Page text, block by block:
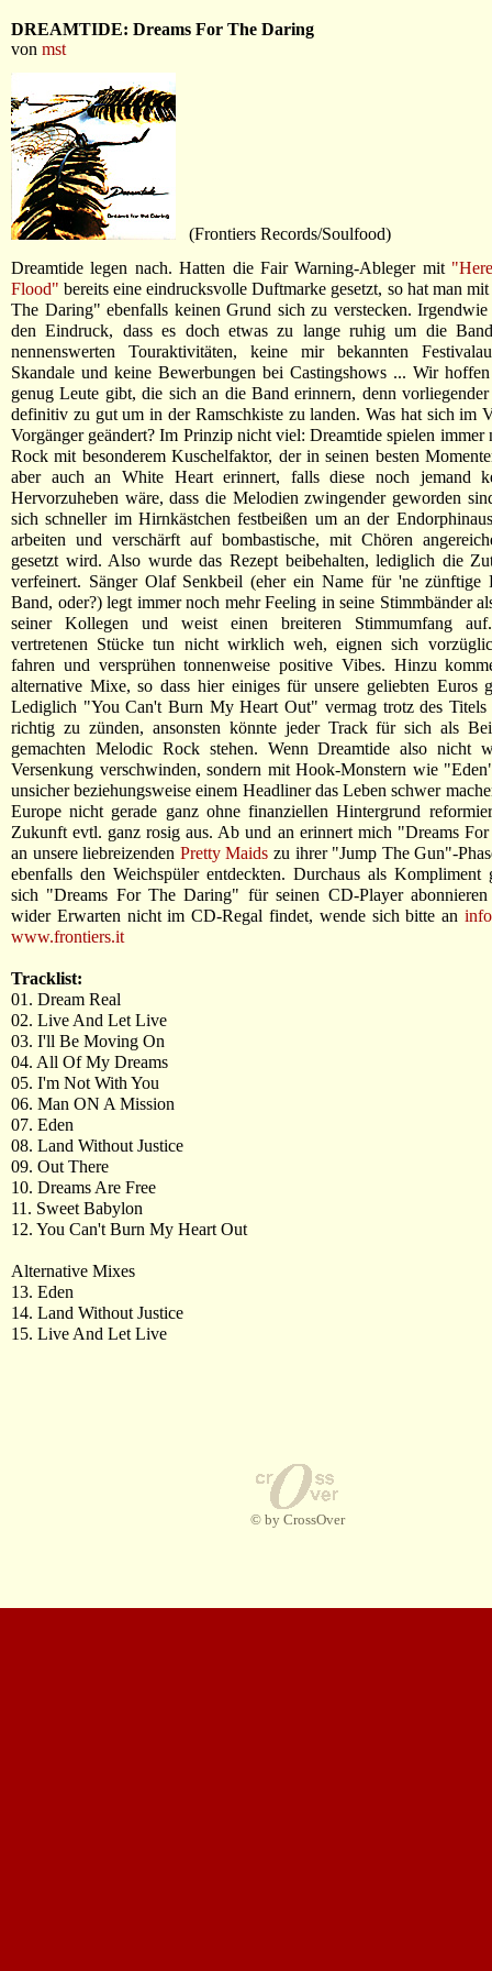
DREAMTIDE: Dreams For The Daring
von mst
(Frontiers Records/Soulfood)
Dreamtide legen nach. Hatten die Fair Warning-Ableger mit
Flood" bereits eine eindrucksvolle Duftmarke gesetzt, so hat man
The Daring" ebenfalls keinen Grund sich zu verstecken.
den Eindruck, dass es doch etwas zu lange ruhig um die
nennenswerten Touraktivitäten, keine mir bekannten
Skandale und keine Bewerbungen bei Castingshows ... Wir
genug Leute gibt, die sich an die Band erinnern, denn
definitiv zu gut um in der Ramschkiste zu landen. Was hat sich im
Vorgänger geändert? Im Prinzip nicht viel: Dreamtide spielen immer
Rock mit besonderem Kuschelfaktor, der in seinen besten
aber auch an White Heart erinnert, falls diese noch jemand
Hervorzuheben wäre, dass die Melodien zwingender geworden
sich schneller im Hirnkästchen festbeißen um an der
arbeiten und verschärft auf bombastische, mit Chören
gesetzt wird. Also wurde das Rezept beibehalten, lediglich die
verfeinert. Sänger Olaf Senkbeil (eher ein Name für 'ne zünftige
Band, oder?) legt immer noch mehr Feeling in seine Stimmbänder
seiner Kollegen und weist einen breiteren Stimmumfang
vertretenen Stücke tun nicht wirklich weh, eignen sich
fahren und versprühen tonnenweise positive Vibes. Hinzu
alternative Mixe, so dass hier einiges für unsere geliebten Euros
Lediglich "You Can't Burn My Heart Out" vermag trotz des
richtig zu zünden, ansonsten könnte jeder Track für sich als
gemachten Melodic Rock stehen. Wenn Dreamtide also nicht
Versenkung verschwinden, sondern mit Hook-Monstern wie
unsicher beziehungsweise einem Headliner das Leben schwer
Europe nicht gerade ganz ohne finanziellen Hintergrund
Zukunft evtl. ganz rosig aus. Ab und an erinnert mich "Dreams
an unsere liebreizenden Pretty Maids zu ihrer "Jump The Gun"-
ebenfalls den Weichspüler entdeckten. Durchaus als Kompliment
sich "Dreams For The Daring" für seinen CD-Player
wider Erwarten nicht im CD-Regal findet, wende sich bitte an
www.frontiers.it
Tracklist:
01. Dream Real
02. Live And Let Live
03. I'll Be Moving On
04. All Of My Dreams
05. I'm Not With You
06. Man ON A Mission
07. Eden
08. Land Without Justice
09. Out There
10. Dreams Are Free
11. Sweet Babylon
12. You Can't Burn My Heart Out
Alternative Mixes
13. Eden
14. Land Without Justice
15. Live And Let Live
© by CrossOver